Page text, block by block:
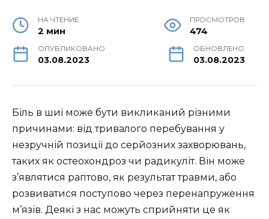
НА ЧТЕНИЕ
2 мин
ПРОСМОТРОВ
474
ОПУБЛИКОВАНО
03.08.2023
ОБНОВЛЕНО
03.08.2023
Біль в шиї може бути викликаний різними
причинами: від тривалого перебування у
незручній позиції до серйозних захворювань,
таких як остеохондроз чи радикуліт. Він може
з’являтися раптово, як результат травми, або
розвиватися поступово через перенапруження
м’язів. Деякі з нас можуть сприйняти це як